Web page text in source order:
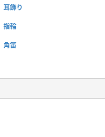
耳飾り
指輪
角笛